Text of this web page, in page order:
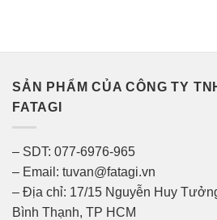
SẢN PHẨM CỦA CÔNG TY
FATAGI
– SDT: 077-6976-965
– Email: tuvan@fatagi.vn
– Địa chỉ: 17/15 Nguyễn Huy
Bình Thạnh, TP HCM